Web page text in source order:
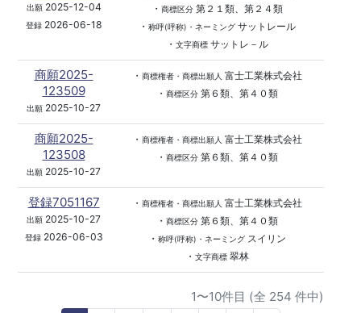
出願2025-12-04
登録2026-06-18
・ 商標区分第２１類、第２４類
・ 称呼(呼称)・ネーミングサットレール
・ 文字商標サットレ－ル
商願2025-
123509
出願 2025-10-27
・ 商標権者・商標出願人 富士工業株式会社
・ 商標区分第６類、第４０類
商願2025-
123508
出願 2025-10-27
・ 商標権者・商標出願人 富士工業株式会社
・ 商標区分第６類、第４０類
登録7051167
出願 2025-10-27
登録2026-06-03
・ 商標権者・商標出願人 富士工業株式会社
・ 商標区分第６類、第４０類
・ 称呼(呼称)・ネーミングスイリン
・ 文字商標翠林
1〜10件目 (全 254 件中)